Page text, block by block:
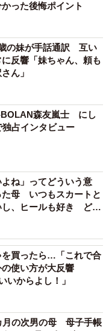
った後悔ポイント
の妹が手話通訳 互い
反響「妹ちゃん、頼も
ん」
BOLAN森友嵐士 にし
占インタビュー
よね」ってどういう意
母 いつもスカートと
し、ヒールも好き どの
を買ったら…「これで合
の使い方が大反響
いからよし！」
月の次男の母 母子手帳